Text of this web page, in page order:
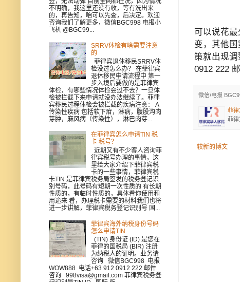
可以说花
变，其他
策就出现
0912 222
微信/电报
菲律
菲律
较新的博文
不明确，我这里还没有收，等有洗出来
的，再告知，咱可以先查，后决定。欢迎
咨询我们了解更多，微信BGC998 电报小
飞机 @BGC99...
SRRV体检有啥需要注意
的
菲律宾退休移民SRRV体
检没过怎么办？ 在菲律宾
退休移民申请流程中 第一
步入境后要做的是菲律宾
体检，有哪些情况体检会过不去？一旦体
检被拦截下来申请就没办法继续了。菲律
宾移民过程体检会被拦截的疾病注意： A
传染性疾病 包括软下疳，淋病，腹股沟肉
芽肿，麻风病（传染性），淋巴肉芽...
在菲律宾怎么申请TIN 税
卡 税号？
近期又有不少客人咨询菲
律宾税号办理的事情，这
里给大家介绍下菲律宾税
卡的一些事情，菲律宾税
卡TIN 是菲律宾税务局签发的税务登记识
别号码，此号码有短期一次性质的 有长期
性质的，有临时性质的，具体看你使用和
用途来 看，办理税卡需要的材料我们也将
进一步讲解，菲律宾税务登记识别号 国...
菲律宾海外纳税身份号码
怎么申请TIN
(TIN) 身份证 (ID) 是您在
菲律的国税局 (BIR) 注册
为纳税人的证明。业务请
咨询 微信BGC998 电报
WOW888 电话+63 912 0912 222 邮件
咨询 998visa@gmail.com 菲律宾税务登